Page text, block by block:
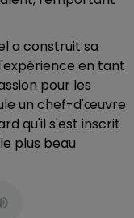
a construit sa
en tant
pour les
un chef-d'œuvre
qu'il s'est inscrit
plus beau